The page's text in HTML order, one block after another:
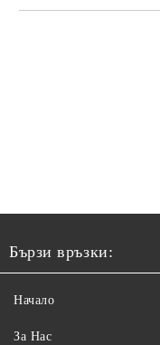
Бързи връзки:
Начало
За Нас